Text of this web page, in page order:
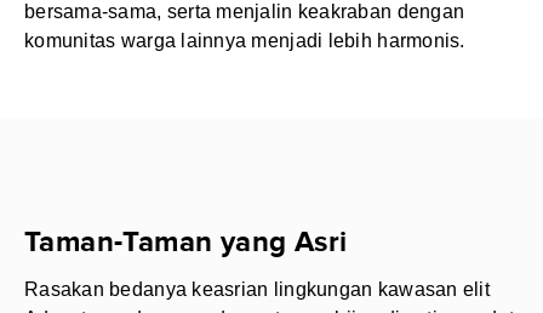
bersama-sama, serta menjalin keakraban dengan
komunitas warga lainnya menjadi lebih harmonis.
Taman-Taman yang Asri
Rasakan bedanya keasrian lingkungan kawasan elit